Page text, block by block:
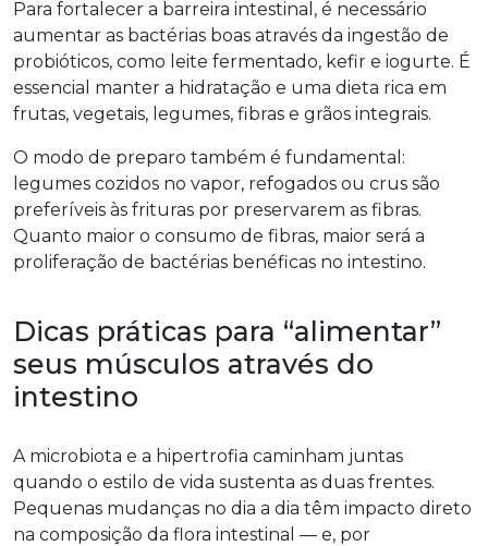
Para fortalecer a barreira intestinal, é necessário
aumentar as bactérias boas através da ingestão de
probióticos, como leite fermentado, kefir e iogurte. É
essencial manter a hidratação e uma dieta rica em
frutas, vegetais, legumes, fibras e grãos integrais.
O modo de preparo também é fundamental:
legumes cozidos no vapor, refogados ou crus são
preferíveis às frituras por preservarem as fibras.
Quanto maior o consumo de fibras, maior será a
proliferação de bactérias benéficas no intestino.
Dicas práticas para “alimentar”
seus músculos através do
intestino
A microbiota e a hipertrofia caminham juntas
quando o estilo de vida sustenta as duas frentes.
Pequenas mudanças no dia a dia têm impacto direto
na composição da flora intestinal — e, por